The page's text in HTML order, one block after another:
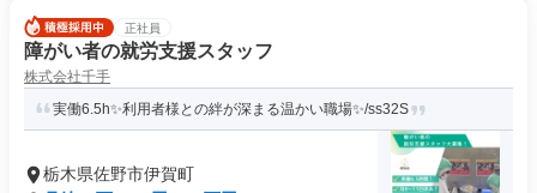
正社員
障がい者の就労支援スタッフ
株式会社千手
実働6.5h✨利用者様との絆が深まる温かい職場✨/ss32S
栃木県佐野市伊賀町